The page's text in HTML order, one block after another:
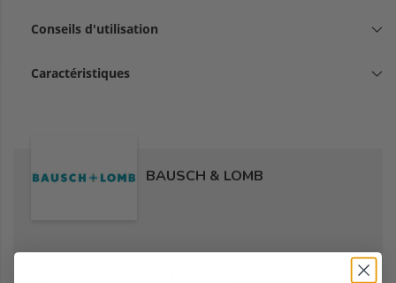
Conseils d'utilisation
Caractéristiques
BAUSCH & LOMB